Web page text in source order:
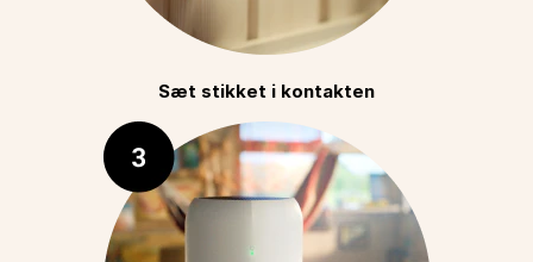
Sæt stikket i kontakten